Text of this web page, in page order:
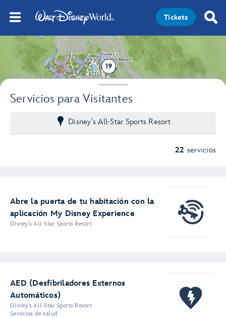
Tickets
Servicios para Visitantes
Disney's All-Star Sports Resort
22 servicios
Abre la puerta de tu habitación con la
aplicación My Disney Experience
Disney's All-Star Sports Resort
AED (Desfibriladores Externos
Automáticos)
Disney's All-Star Sports Resort
Servicios de salud
19